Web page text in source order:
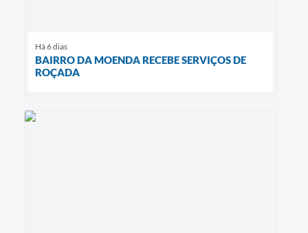
Há 6 dias
BAIRRO DA MOENDA RECEBE SERVIÇOS DE
ROÇADA